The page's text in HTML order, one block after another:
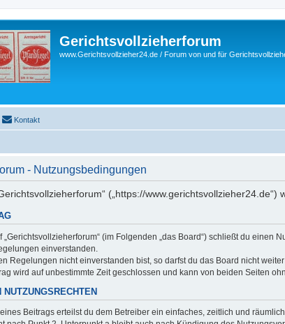
Gerichtsvollzieherforum
www.Gerichtsvollzieher24.de / Forum von und für
Kontakt
- Nutzungsbedingungen
(„https://
„Gerichtsvollzieherforum“ (im Folgenden „das Board“) schließt du
einverstanden.
Regelungen nicht einverstanden bist, so darfst du das Board nicht
wird auf unbestimmte Zeit geschlossen und kann von beiden Seiten
Beitrags erteilst du dem Betreiber ein einfaches, zeitlich und